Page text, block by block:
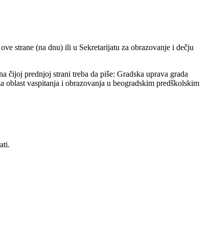
strane (na dnu) ili u Sekretarijatu za obrazovanje i dečju
čijoj prednjoj strani treba da piše: Gradska uprava grada
vaspitanja i obrazovanja u beogradskim predškolskim